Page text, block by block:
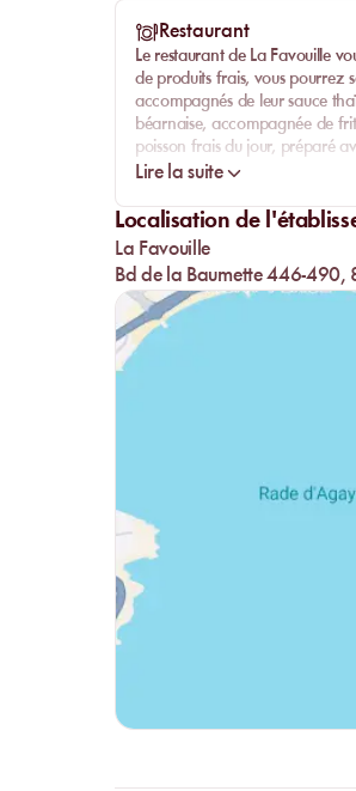
Restaurant
Le restaurant de La Favouille
de produits frais, vous pourrez
accompagnés de leur sauce
béarnaise, accompagnée de
poisson frais du jour, préparé
Lire la suite
Localisation de
La Favouille
Bd de la Baumette 446-490,